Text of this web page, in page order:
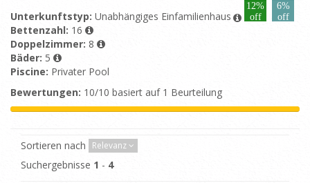
12%
off
6%
off
Unterkunftstyp: Unabhängiges Einfamilienhaus
Bettenzahl: 16
Doppelzimmer: 8
Bäder: 5
Piscine: Privater Pool
Bewertungen: 10/10 basiert auf 1 Beurteilung
Sortieren nach Relevanz
Suchergebnisse 1 - 4